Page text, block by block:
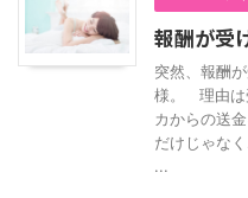
報酬が受
突然、報酬
様。 理由は
カからの送
だけじゃな
...